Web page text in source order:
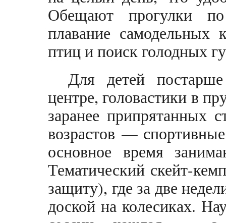
Обещают прогулки
плавание самодельных
птиц и поиск голодных
Для детей
центре, головастики в
заранее припрятанных
возрастов —
основное время
Тематический скейт-
защиту), где за две
доской на колесиках.